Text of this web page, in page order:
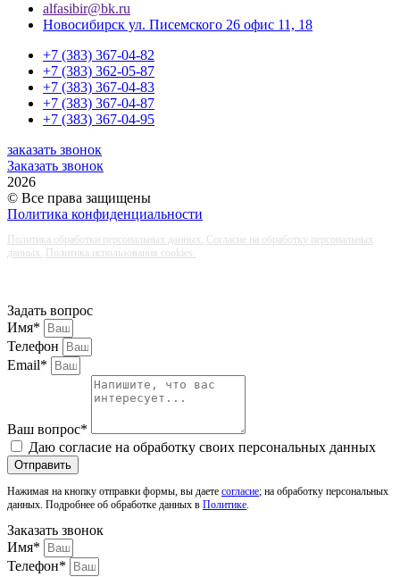
alfasibir@bk.ru
Новосибирск ул. Писемского 26 офис 11, 18
+7 (383) 367-04-82
+7 (383) 362-05-87
+7 (383) 367-04-83
+7 (383) 367-04-87
+7 (383) 367-04-95
заказать звонок
Заказать звонок
2026
© Все права защищены
Политика конфиденциальности
Политика обработки персональных данных. Согласие на обработку персональных
данных.
Политика использования cookies.
Задать вопрос
Имя*
Телефон
Email*
Ваш вопрос*
Даю согласие на обработку своих персональных данных
Отправить
Нажимая на кнопку отправки формы, вы даете согласие; на обработку персональных
данных. Подробнее об обработке данных в Политике.
Заказать звонок
Имя*
Телефон*